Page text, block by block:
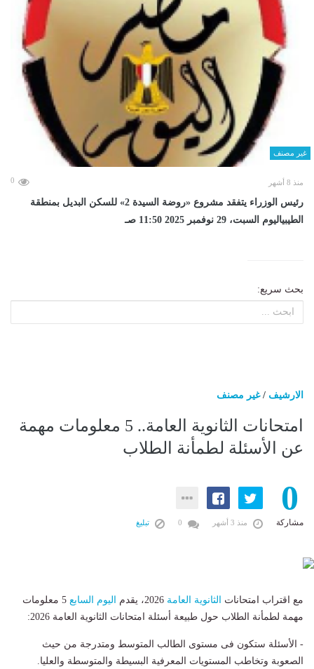
غير مصنف
منذ 8 أشهر 0
رئيس الوزراء يتفقد مشروع «روضة السيدة 2» للسكن البديل بمنطقة
الطيبياليوم السبت، 29 نوفمبر 2025 11:50 صـ
بحث سريع:
الارشيف /غير مصنف
امتحانات الثانوية العامة.. 5 معلومات مهمة
عن الأسئلة لطمأنة الطلاب
0
مشاركة منذ 3 أشهر تبليغ
مع اقتراب امتحانات الثانوية العامة اليوم السابع
5 معلومات
مهمة لطمأنة الطلاب حول طبيعة أسئلة امتحانات الثانوية العامة 2026:
- الأسئلة ستكون فى مستوى الطالب المتوسط ومتدرجة من حيث
الصعوبة وتخاطب المستويات المعرفية البسيطة والمتوسطة والعليا.